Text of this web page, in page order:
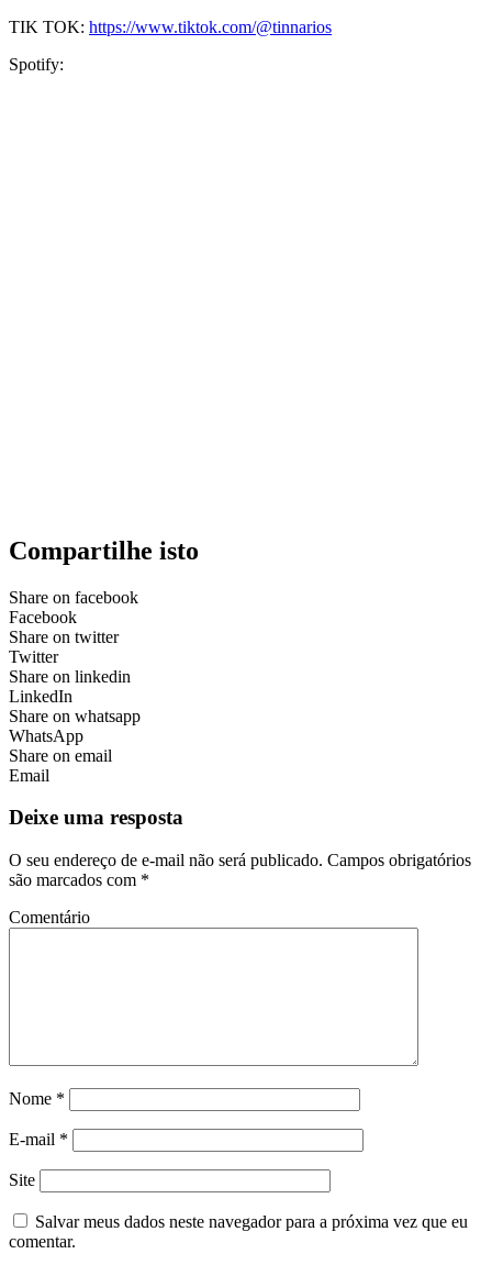
TIK TOK: https://www.tiktok.com/@tinnarios
Spotify:
Compartilhe isto
Share on facebook
Facebook
Share on twitter
Twitter
Share on linkedin
LinkedIn
Share on whatsapp
WhatsApp
Share on email
Email
Deixe uma resposta
O seu endereço de e-mail não será publicado. Campos obrigatórios
são marcados com *
Comentário
Nome *
E-mail *
Site
Salvar meus dados neste navegador para a próxima vez que eu
comentar.